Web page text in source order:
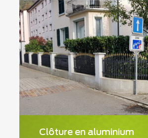
Clôture en aluminium